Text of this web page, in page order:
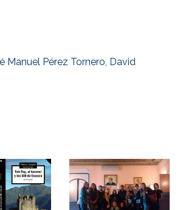
Manuel Pérez Tornero, David